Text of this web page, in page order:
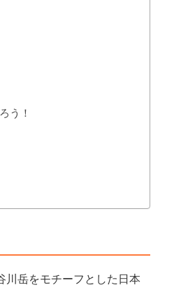
う！
川岳をモチーフとした日本